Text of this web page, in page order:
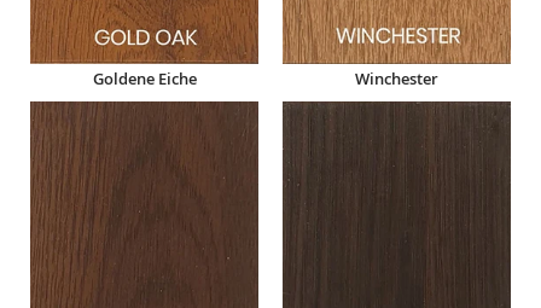
Goldene Eiche Winchester